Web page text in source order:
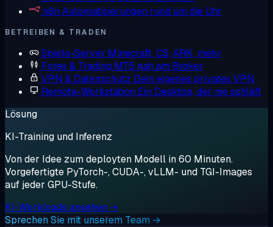
n8n Automatisierungen rund um die Uhr
BETREIBEN & TRADEN
Spiele-Server Minecraft, CS, ARK, mehr
Forex & Trading MT5 nah am Broker
VPN & Datenschutz Dein eigenes privates VPN
Remote-Workstation Ein Desktop, der nie schläft
Lösung
KI-Training und Inferenz
Von der Idee zum deployten Modell in 60 Minuten.
Vorgefertigte PyTorch-, CUDA-, vLLM- und TGI-Images
auf jeder GPU-Stufe.
KI-Workloads ansehen →
Sprechen Sie mit unserem Team →